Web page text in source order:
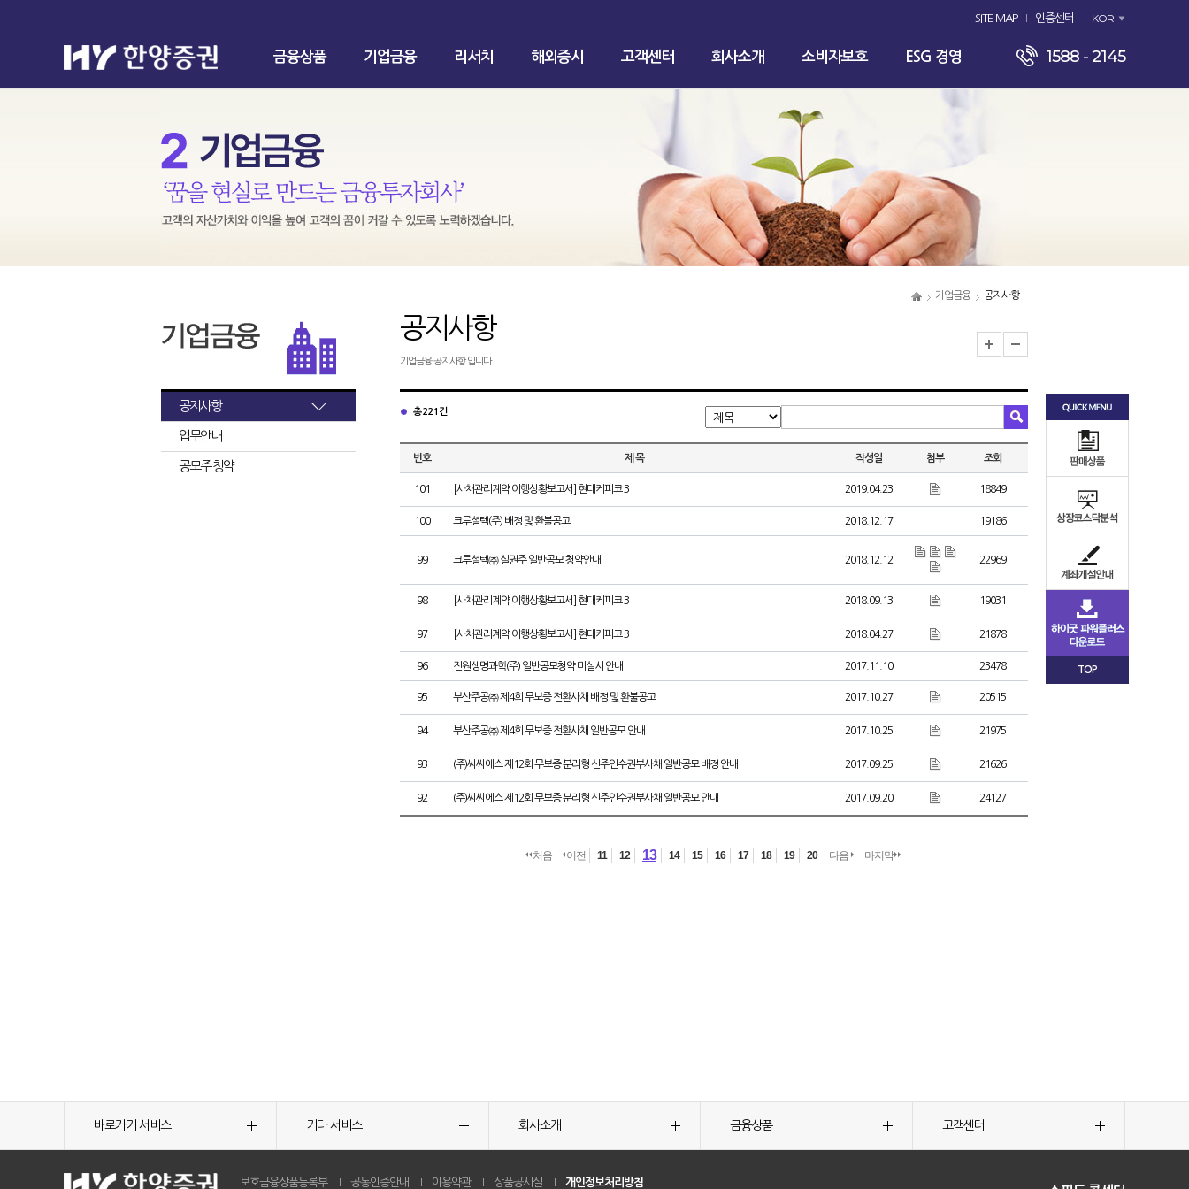
SITE MAP 인증센터 KOR
금융상품 기업금융 리서치 해외증시 고객센터 회사소개 소비자보호 ESG 경영 1588 - 2145
기업금융 공지사항
공지사항
업무안내
공모주 청약
공지사항
기업금융 공지사항 입니다.
총 221건
번호 제 목 작성일 첨부 조회
101 [사채관리계약 이행상황보고서] 현대케피코 3 2019.04.23 18849
100 크루셜텍(주) 배정 및 환불공고 2018.12.17 19186
99 크루셜텍㈜ 실권주 일반공모 청약안내 2018.12.12 22969
98 [사채관리계약 이행상황보고서] 현대케피코 3 2018.09.13 19031
97 [사채관리계약 이행상황보고서] 현대케피코 3 2018.04.27 21878
96 진원생명과학(주) 일반공모청약 미실시 안내 2017.11.10 23478
95 부산주공㈜ 제4회 무보증 전환사채 배정 및 환불공고 2017.10.27 20515
94 부산주공㈜ 제4회 무보증 전환사채 일반공모 안내 2017.10.25 21975
93 (주)씨씨에스 제12회 무보증 분리형 신주인수권부사채 일반공모 배정 안내 2017.09.25 21626
92 (주)씨씨에스 제12회 무보증 분리형 신주인수권부사채 일반공모 안내 2017.09.20 24127
처음 이전 11 12 13 14 15 16 17 18 19 20 다음 마지막
TOP
바로가기 서비스 기타 서비스 회사소개 금융상품 고객센터
보호금융상품등록부 공동인증안내 이용약관 상품공시실 개인정보처리방침